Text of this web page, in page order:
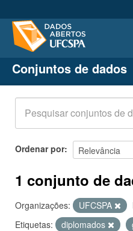
Conjuntos de dados
Organizações
Grupos
Sobre
Conjuntos de dados
Ordenar por
1 conjunto de
Organizações: UFCSPA
Etiquetas:
diplomados